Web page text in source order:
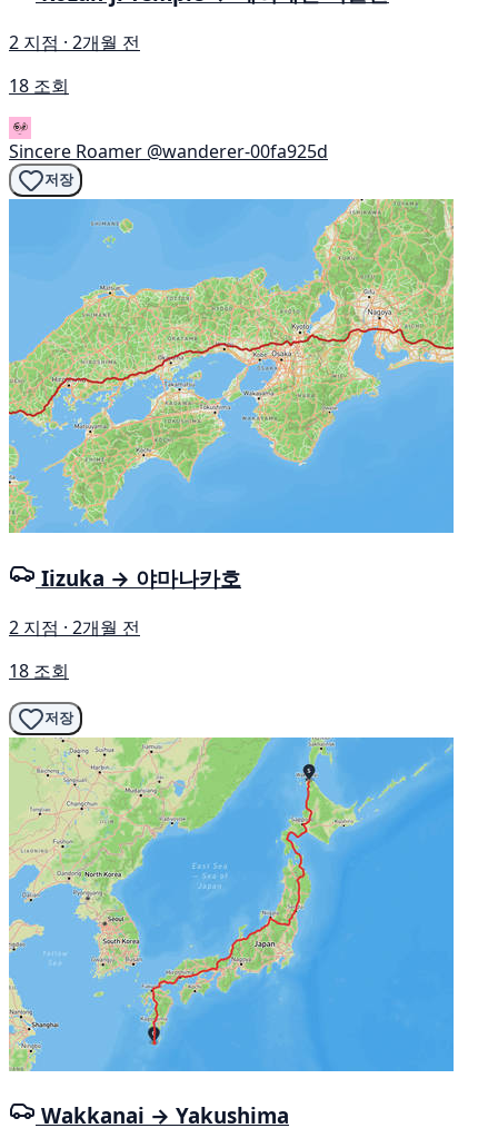
2 지점 · 2개월 전
18 조회
Sincere Roamer @wanderer-00fa925d
저장
Iizuka → 야마나카호
2 지점 · 2개월 전
18 조회
저장
Wakkanai → Yakushima